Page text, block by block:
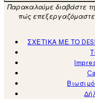
Παρακαλούμε διαβάστε
πώς
ΣΧΕΤΙΚΑ ΜΕ ΤΟ